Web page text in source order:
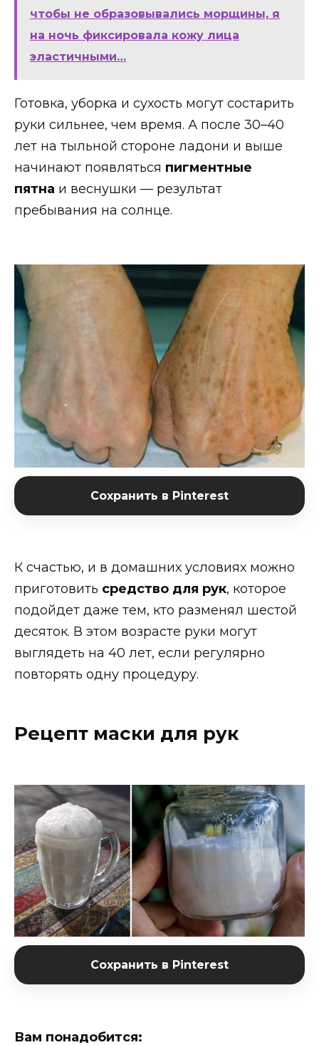
чтобы не образовывались морщины, я
на ночь фиксировала кожу лица
эластичными…
Готовка, уборка и сухость могут состарить
руки сильнее, чем время. А после 30–40
лет на тыльной стороне ладони и выше
начинают появляться пигментные
пятна и веснушки — результат
пребывания на солнце.
Сохранить в Pinterest
К счастью, и в домашних условиях можно
приготовить средство для рук, которое
подойдет даже тем, кто разменял шестой
десяток. В этом возрасте руки могут
выглядеть на 40 лет, если регулярно
повторять одну процедуру.
Рецепт маски для рук
Сохранить в Pinterest
Вам понадобится: